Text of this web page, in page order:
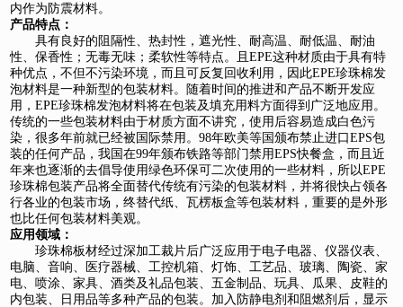
内作为防震材料。
产品特点：
具有良好的阻隔性、热封性，遮光性、耐高温、耐低温、耐油
性、保香性；无毒无味；柔软性等特点。且EPE这种材质由于具有特
种优点，不但不污染环境，而且可反复回收利用，因此EPE珍珠棉发
泡材料是一种新型的包装材料。随着时间的推进和产品不断开发应
用，EPE珍珠棉发泡材料将在包装及填充用料方面得到广泛地应用。
传统的一些包装材料由于材质方面不讲究，使用后容易造成白色污
染，很多年前就已经被国际禁用。98年欧美等国颁布禁止进口EPS包
装的任何产品，我国在99年颁布铁路等部门禁用EPS快餐盒，而且近
年来也逐渐的去倡导使用绿色环保可二次使用的一些材料，所以EPE
珍珠棉包装产品将全面替代传统有污染的包装材料，并将很快占领各
行各业的包装市场，终替代纸、瓦楞板盒等包装材料，重要的是外形
也比任何包装材料美观。
应用领域：
珍珠棉板材经过深加工裁片后广泛应用于电子电器、仪器仪表、
电脑、音响、医疗器械、工控机箱、灯饰、工艺品、玻璃、陶瓷、家
电、喷涂、家具、酒类及礼品包装、五金制品、玩具、瓜果、皮鞋的
内包装、日用品等多种产品的包装。加入防静电剂和阻燃剂后，显示